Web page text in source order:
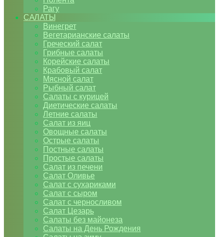
Рагу
САЛАТЫ
Винегрет
Вегетарианские салаты
Греческий салат
Грибные салаты
Корейские салаты
Крабовый салат
Мясной салат
Рыбный салат
Салаты с курицей
Диетические салаты
Летние салаты
Салат из яиц
Овощные салаты
Острые салаты
Постные салаты
Простые салаты
Салат из печени
Салат Оливье
Салат с сухариками
Салат с сыром
Салат с черносливом
Салат Цезарь
Салаты без майонеза
Салаты на День Рождения